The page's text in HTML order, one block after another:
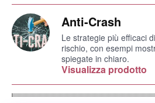
Anti-Crash
Le strategie più efficaci
rischio, con esempi
spiegate in chiaro.
Visualizza prodotto